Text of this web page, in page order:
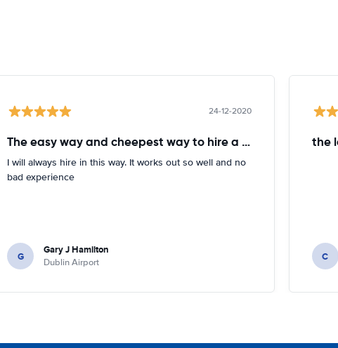
24-12-2020
The easy way and cheepest way to hire a car
I will always hire in this way. It works out so well and no
bad experience
G Gary J Hamilton
Dublin Airport C